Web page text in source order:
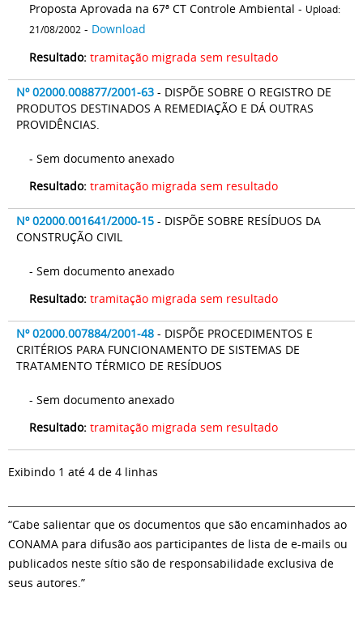
Proposta Aprovada na 67ª CT Controle Ambiental - Upload:
21/08/2002 - Download
Resultado: tramitação migrada sem resultado
Nº 02000.008877/2001-63 - DISPÕE SOBRE O REGISTRO DE
PRODUTOS DESTINADOS A REMEDIAÇÃO E DÁ OUTRAS
PROVIDÊNCIAS.
- Sem documento anexado
Resultado: tramitação migrada sem resultado
Nº 02000.001641/2000-15 - DISPÕE SOBRE RESÍDUOS DA
CONSTRUÇÃO CIVIL
- Sem documento anexado
Resultado: tramitação migrada sem resultado
Nº 02000.007884/2001-48 - DISPÕE PROCEDIMENTOS E
CRITÉRIOS PARA FUNCIONAMENTO DE SISTEMAS DE
TRATAMENTO TÉRMICO DE RESÍDUOS
- Sem documento anexado
Resultado: tramitação migrada sem resultado
Exibindo 1 até 4 de 4 linhas
“Cabe salientar que os documentos que são encaminhados ao
CONAMA para difusão aos participantes de lista de e-mails ou
publicados neste sítio são de responsabilidade exclusiva de
seus autores.”